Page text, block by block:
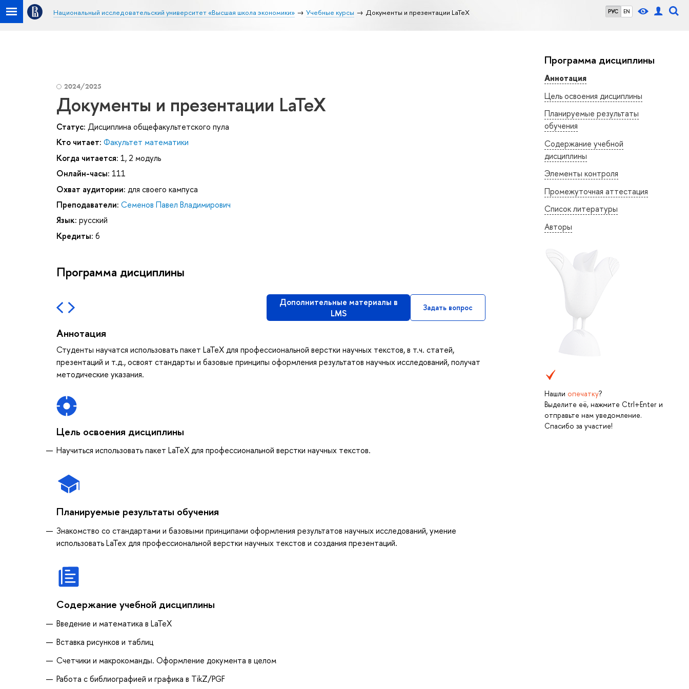
РУС EN
Национальный исследовательский университет «Высшая школа экономики» Учебные курсы Документы и презентации LaTeX
Программа дисциплины
Аннотация
Цель освоения дисциплины
Планируемые результаты
обучения
Содержание учебной
дисциплины
Элементы контроля
Промежуточная аттестация
Список литературы
Авторы
Нашли опечатку?
Выделите её, нажмите Ctrl+Enter и
отправьте нам уведомление.
Спасибо за участие!
2024/2025
Документы и презентации LaTeX
Статус: Дисциплина общефакультетского пула
Кто читает: Факультет математики
Когда читается: 1, 2 модуль
Онлайн-часы: 111
Охват аудитории: для своего кампуса
Преподаватели: Семенов Павел Владимирович
Язык: русский
Кредиты: 6
Программа дисциплины
Дополнительные материалы в
LMS
Задать вопрос
Аннотация
Студенты научатся использовать пакет LaTeX для профессиональной верстки научных текстов, в т.ч. статей,
презентаций и т.д., освоят стандарты и базовые принципы оформления результатов научных исследований, получат
методические указания.
Цель освоения дисциплины
Научиться использовать пакет LaTeX для профессиональной верстки научных текстов.
Планируемые результаты обучения
Знакомство со стандартами и базовыми принципами оформления результатов научных исследований, умение
использовать LaTex для профессиональной верстки научных текстов и создания презентаций.
Содержание учебной дисциплины
Введение и математика в LaTeX
Вставка рисунков и таблиц
Счетчики и макрокоманды. Оформление документа в целом
Работа с библиографией и графика в TikZ/PGF